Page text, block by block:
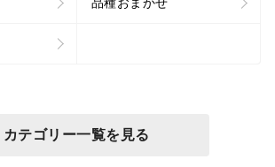
カテゴリー一覧を見る